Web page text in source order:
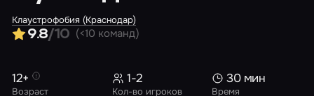
Клаустрофобия (Краснодар)
9.8/10 (<10 команд)
Возраст
12+
Кол-во игроков
1-2
Время
30 мин